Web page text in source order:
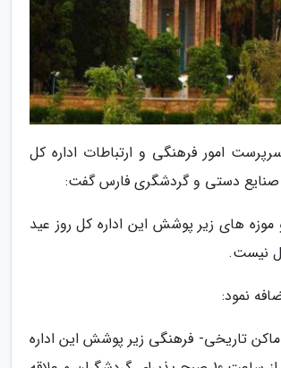
امور فرهنگی و ارتباطات اداره کل
صنایع دستی و گردشگری فارس گفت:
موزه های زیر پوشش این اداره کل روز عید
نیست.
نمود:
تاریخی- فرهنگی زیر پوشش این اداره